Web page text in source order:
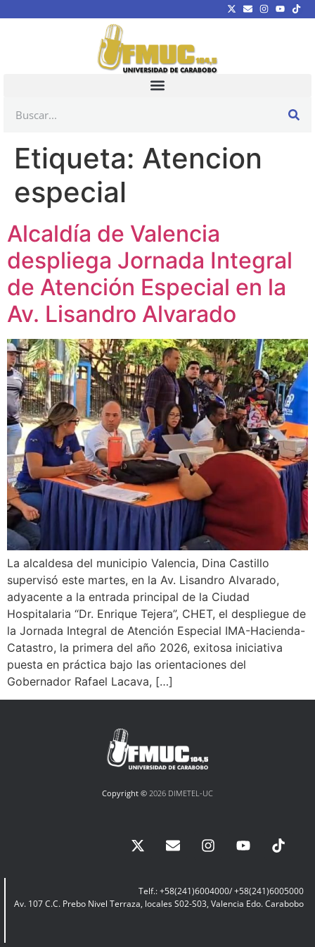
Etiqueta: Atencion
especial
Alcaldía de Valencia
despliega Jornada Integral
de Atención Especial en la
Av. Lisandro Alvarado
La alcaldesa del municipio Valencia, Dina Castillo
supervisó este martes, en la Av. Lisandro Alvarado,
adyacente a la entrada principal de la Ciudad
Hospitalaria “Dr. Enrique Tejera”, CHET, el despliegue de
la Jornada Integral de Atención Especial IMA-Hacienda-
Catastro, la primera del año 2026, exitosa iniciativa
puesta en práctica bajo las orientaciones del
Gobernador Rafael Lacava, […]
Copyright © 2026 DIMETEL-UC
Telf.: +58(241)6004000/ +58(241)6005000
Av. 107 C.C. Prebo Nivel Terraza, locales S02-S03, Valencia Edo. Carabobo